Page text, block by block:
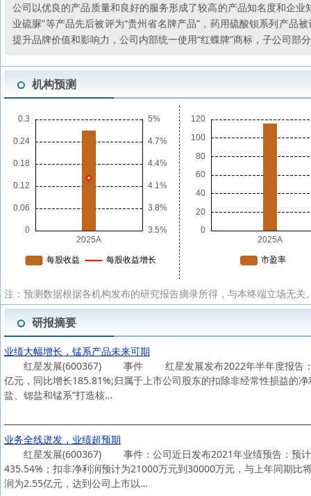
公司以优良的产品质量和良好的服务形成了较高的产品知名度和企业
业硫脲”等产品先后被评为“贵州省名牌产品”，药用硫酸钡系列产
提升品牌价值和影响力，公司内部统一使用“红蝶牌”商标，子公司部
机构预测
注：预测数据根据各机构发布的研究报告摘录所得，与本终端立场无
研报摘要
业绩大幅增长，锰系产品未来可期
红星发展(600367) 事件 红星发展发布2022年半年度报告：公
亿元，同比增长185.81%;归属于上市公司股东的扣除非经常性损
盐、锶盐和锰系”打造核…
业务全线迸发，业绩超预期
红星发展(600367) 事件：公司近日发布2021年业绩预告：预计
435.54%；扣非净利润预计为21000万元到30000万元，与上年同期
润为2.55亿元，达到公司上市以…